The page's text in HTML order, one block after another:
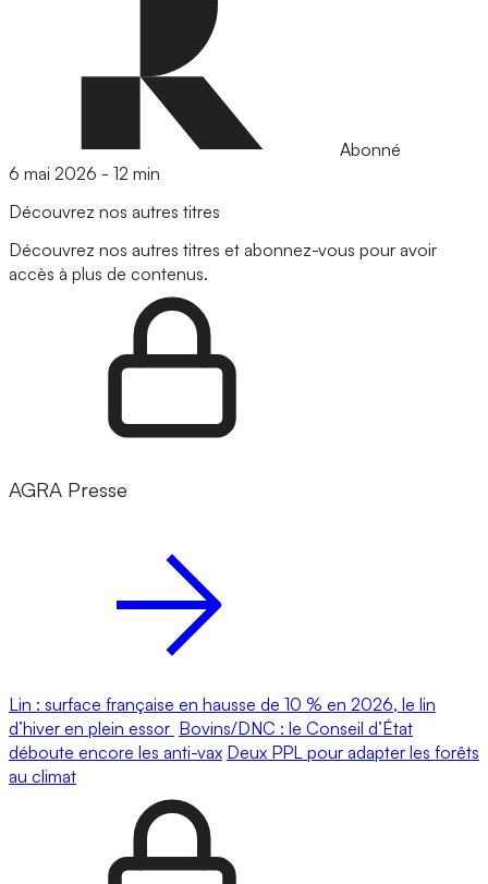
Abonné
6 mai 2026 - 12 min
Découvrez nos autres titres
Découvrez nos autres titres et abonnez-vous pour avoir
accès à plus de contenus.
AGRA Presse
Lin : surface française en hausse de 10 % en 2026, le lin
d’hiver en plein essor Bovins/DNC : le Conseil d’État
déboute encore les anti-vax Deux PPL pour adapter les forêts
au climat